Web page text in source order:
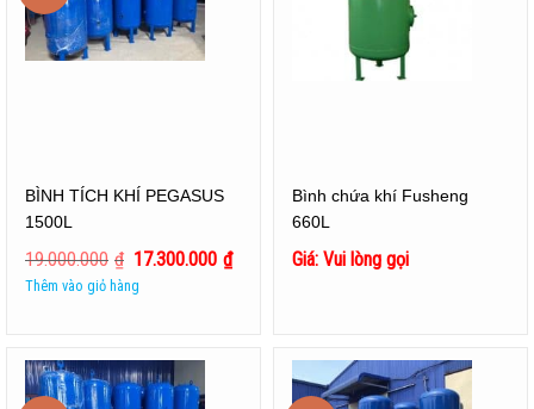
BÌNH TÍCH KHÍ PEGASUS
1500L
19.000.000 ₫ 17.300.000 ₫
Thêm vào giỏ hàng
Bình chứa khí Fusheng
660L
Giá: Vui lòng gọi